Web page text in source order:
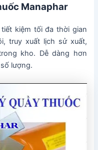
Manaphar
kiệm tối đa thời gian
truy xuất lịch sử xuất,
kho. Dễ dàng hơn
lượng.